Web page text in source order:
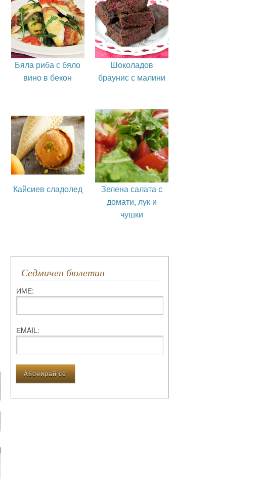
Бяла риба с бяло
вино в бекон
Шоколадов
браунис с малини
Кайсиев сладолед
Зелена салата с
домати, лук и
чушки
Седмичен бюлетин
ИМЕ:
ЕMAIL: